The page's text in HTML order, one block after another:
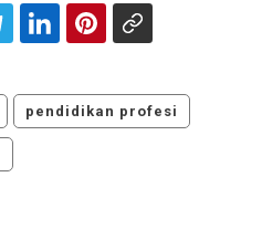
pendidikan profesi